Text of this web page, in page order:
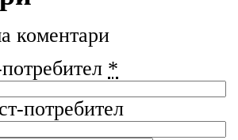
коментари
*
потребител